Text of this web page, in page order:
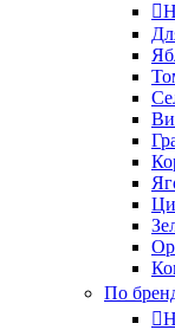
По